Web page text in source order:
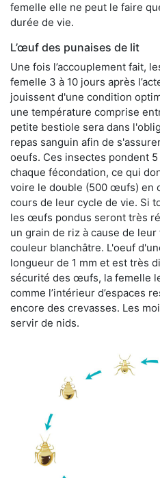
femelle elle ne peut le faire
durée de vie.
L’œuf des punaises de lit
Une fois l’accouplement fait,
femelle 3 à 10 jours après
jouissent d'une condition
une température comprise
petite bestiole sera dans
repas sanguin afin de
oeufs. Ces insectes pondent
chaque fécondation, ce qui
voire le double (500 œufs) en
cours de leur cycle de vie. Si
les œufs pondus seront très
un grain de riz à cause de
couleur blanchâtre. L'oeuf
longueur de 1 mm et est très
sécurité des œufs, la femelle
comme l’intérieur d’espaces
encore des crevasses. Les
servir de nids.